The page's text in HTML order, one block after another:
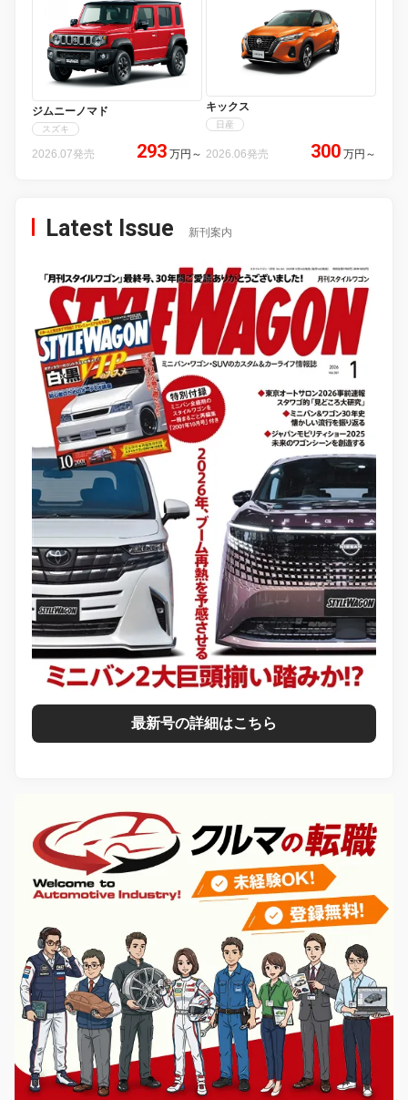
ジムニーノマド
スズキ
2026.07発売 293 万円 ～
キックス
日産
2026.06発売 300 万円 ～
Latest Issue 新刊案内
最新号の詳細はこちら